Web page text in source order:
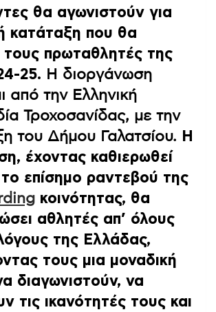
θα αγωνιστούν για
κατάταξη που θα
τους πρωταθλητές της
25. Η διοργάνωση
από την Ελληνική
Τροχοσανίδας, με την
του Δήμου Γαλατσίου. Η
έχοντας καθιερωθεί
επίσημο ραντεβού της
κοινότητας, θα
αθλητές απ’ όλους
της Ελλάδας,
τους μια μοναδική
διαγωνιστούν, να
τις ικανότητές τους και